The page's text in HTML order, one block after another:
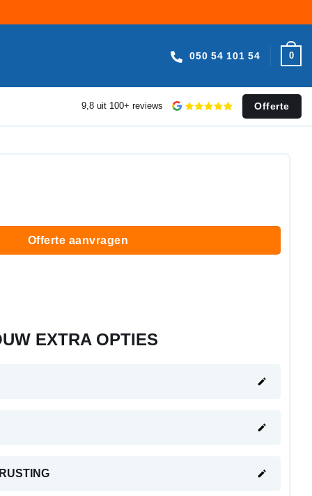
050 54 101 54 0
9,8 uit 100+ reviews Offerte
Offerte aanvragen
EXTRA OPTIES